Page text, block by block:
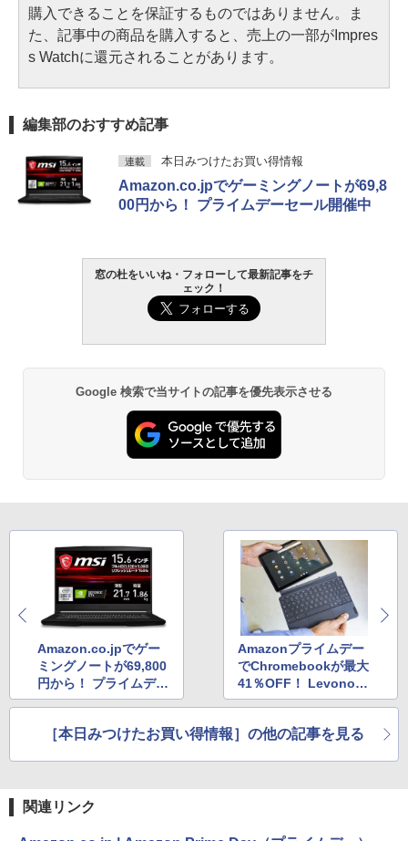
購入できることを保証するものではありません。ま
た、記事中の商品を購入すると、売上の一部がImpres
s Watchに還元されることがあります。
編集部のおすすめ記事
連載 本日みつけたお買い得情報
Amazon.co.jpでゲーミングノートが69,8
00円から！ プライムデーセール開催中
窓の杜をいいね・フォローして最新記事をチ
ェック！
Google 検索で当サイトの記事を優先表示させる
Amazon.co.jpでゲー
ミングノートが69,800
円から！ プライムデー
セール開催中
Amazonプライムデー
でChromebookが最大
41％OFF！ Levonoの
2in1タイプが27,800円
［本日みつけたお買い得情報］の他の記事を見る
関連リンク